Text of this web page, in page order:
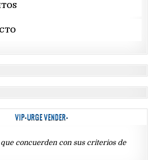
VIP-URGE VENDER-
concuerden con sus criterios de